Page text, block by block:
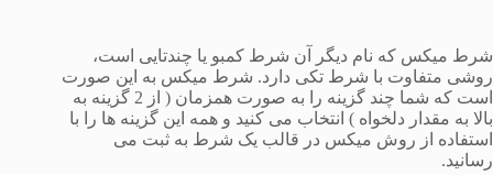
شرط میکس که نام دیگر آن شرط کمبو یا چندتایی است،
روشی متفاوت با شرط تکی دارد. شرط میکس به این صورت
است که شما چند گزینه را به صورت همزمان ( از 2 گزینه به
بالا به مقدار دلخواه ) انتخاب می کنید و همه این گزینه ها را با
استفاده از روش میکس در قالب یک شرط به ثبت می
رسانید.